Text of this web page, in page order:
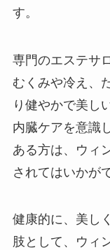
す。
専門のエステサ
むくみや冷え、
り健やかで美し
内臓ケアを意識
ある方は、ウィ
されてはいかが
健康的に、美し
肢として、ウィ